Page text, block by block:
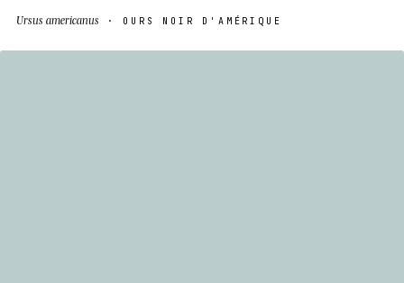
Ursus americanus · OURS NOIR D'AMÉRIQUE